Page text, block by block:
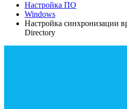
Настройка ПО
Windows
Настройка синхронизации
Directory